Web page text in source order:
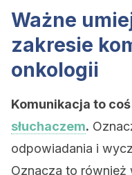
Ważne
zakresie
onkologii
Komunikacja to
słuchaczem.
odpowiadania i
Oznacza to